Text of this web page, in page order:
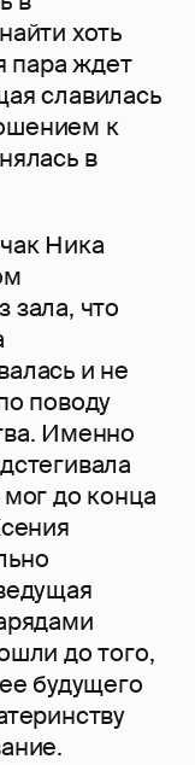
хоть
пара ждет
славилась
к
в
Ника
зала, что
и не
поводу
Именно
до конца
до того,
будущего